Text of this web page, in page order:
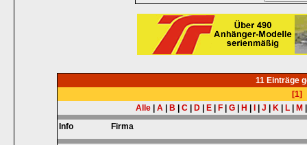
11 Einträge
[1]
Alle
A B C D E F G H J K L M
Info
Firma